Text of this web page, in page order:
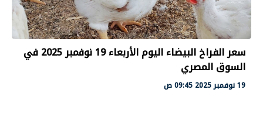
سعر الفراخ البيضاء اليوم الأربعاء 19 نوفمبر 2025 في
السوق المصري
19 نوفمبر 2025 09:45 ص